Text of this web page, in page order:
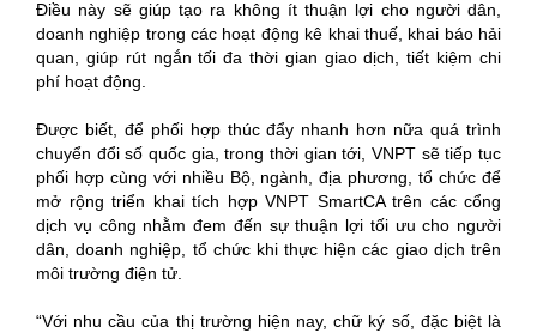
Điều này sẽ giúp tạo ra không ít thuận lợi cho người dân,
doanh nghiệp trong các hoạt động kê khai thuế, khai báo hải
quan, giúp rút ngắn tối đa thời gian giao dịch, tiết kiệm chi
phí hoạt động.
Được biết, để phối hợp thúc đẩy nhanh hơn nữa quá trình
chuyển đổi số quốc gia, trong thời gian tới, VNPT sẽ tiếp tục
phối hợp cùng với nhiều Bộ, ngành, địa phương, tổ chức để
mở rộng triển khai tích hợp VNPT SmartCA trên các cổng
dịch vụ công nhằm đem đến sự thuận lợi tối ưu cho người
dân, doanh nghiệp, tổ chức khi thực hiện các giao dịch trên
môi trường điện tử.
“Với nhu cầu của thị trường hiện nay, chữ ký số, đặc biệt là